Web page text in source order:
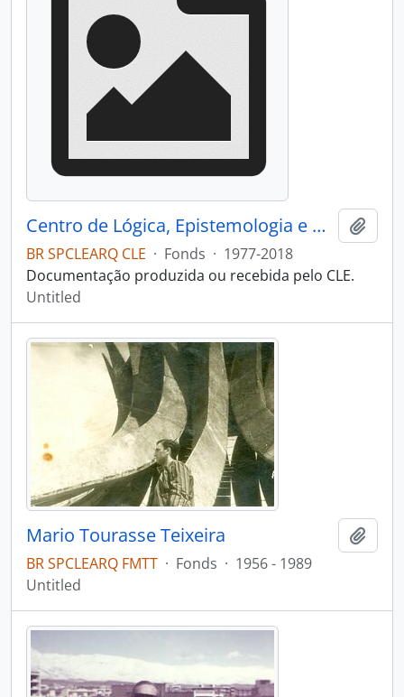
Centro de Lógica, Epistemologia e História da Ciência
BR SPCLEARQ CLE · Fonds · 1977-2018
Documentação produzida ou recebida pelo CLE.
Untitled
Mario Tourasse Teixeira
BR SPCLEARQ FMTT · Fonds · 1956 - 1989
Untitled